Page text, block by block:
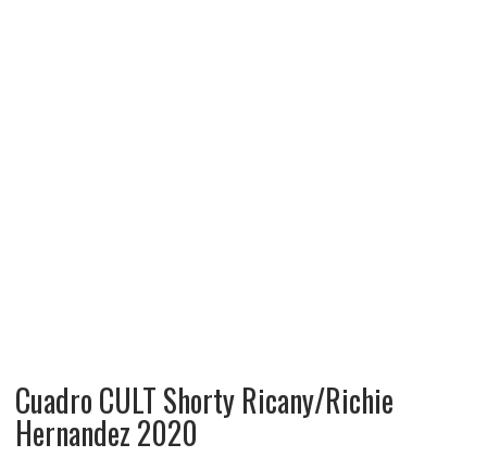
Cuadro CULT Shorty Ricany/Richie
Hernandez 2020